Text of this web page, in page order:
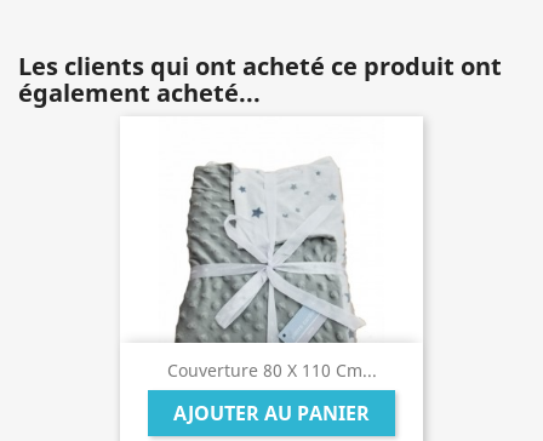
Les clients qui ont acheté ce produit ont
également acheté...
Couverture 80 X 110 Cm...
AJOUTER AU PANIER